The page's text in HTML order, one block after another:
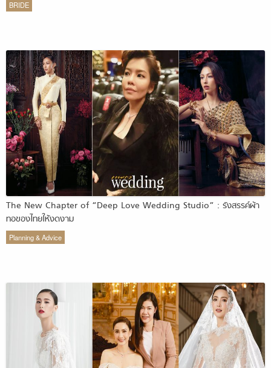
BRIDE
The New Chapter of “Deep Love Wedding Studio” : รังสรรค์ผ้า
ทอของไทยให้งดงาม
Planning & Advice